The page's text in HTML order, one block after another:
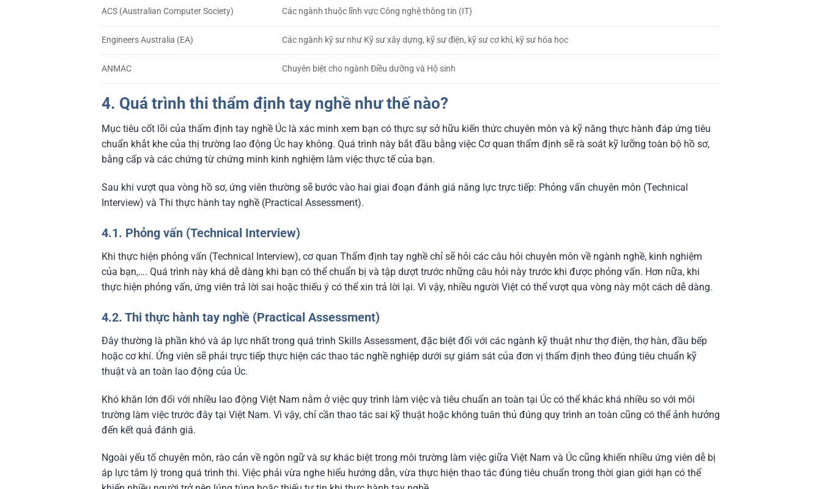
ACS (Australian Computer Society) Các ngành thuộc lĩnh vực Công nghệ thông tin (IT)
Engineers Australia (EA) Các ngành kỹ sư như Kỹ sư xây dựng, kỹ sư điện, kỹ sư cơ khí, kỹ sư hóa học
ANMAC Chuyên biệt cho ngành Điều dưỡng và Hộ sinh
4. Quá trình thi thẩm định tay nghề như thế nào?
Mục tiêu cốt lõi của thẩm định tay nghề Úc là xác minh xem bạn có thực sự sở hữu kiến thức chuyên môn và kỹ năng thực hành đáp ứng tiêu
chuẩn khắt khe của thị trường lao động Úc hay không. Quá trình này bắt đầu bằng việc Cơ quan thẩm định sẽ rà soát kỹ lưỡng toàn bộ hồ sơ,
bằng cấp và các chứng từ chứng minh kinh nghiệm làm việc thực tế của bạn.
Sau khi vượt qua vòng hồ sơ, ứng viên thường sẽ bước vào hai giai đoạn đánh giá năng lực trực tiếp: Phỏng vấn chuyên môn (Technical
Interview) và Thi thực hành tay nghề (Practical Assessment).
4.1. Phỏng vấn (Technical Interview)
Khi thực hiện phỏng vấn (Technical Interview), cơ quan Thẩm định tay nghề chỉ sẽ hỏi các câu hỏi chuyên môn về ngành nghề, kinh nghiệm
của bạn,…. Quá trình này khá dễ dàng khi bạn có thể chuẩn bị và tập dượt trước những câu hỏi này trước khi được phỏng vấn. Hơn nữa, khi
thực hiện phỏng vấn, ứng viên trả lời sai hoặc thiếu ý có thể xin trả lời lại. Vì vậy, nhiều người Việt có thể vượt qua vòng này một cách dễ dàng.
4.2. Thi thực hành tay nghề (Practical Assessment)
Đây thường là phần khó và áp lực nhất trong quá trình Skills Assessment, đặc biệt đối với các ngành kỹ thuật như thợ điện, thợ hàn, đầu bếp
hoặc cơ khí. Ứng viên sẽ phải trực tiếp thực hiện các thao tác nghề nghiệp dưới sự giám sát của đơn vị thẩm định theo đúng tiêu chuẩn kỹ
thuật và an toàn lao động của Úc.
Khó khăn lớn đối với nhiều lao động Việt Nam nằm ở việc quy trình làm việc và tiêu chuẩn an toàn tại Úc có thể khác khá nhiều so với môi
trường làm việc trước đây tại Việt Nam. Vì vậy, chỉ cần thao tác sai kỹ thuật hoặc không tuân thủ đúng quy trình an toàn cũng có thể ảnh hưởng
đến kết quả đánh giá.
Ngoài yếu tố chuyên môn, rào cản về ngôn ngữ và sự khác biệt trong môi trường làm việc giữa Việt Nam và Úc cũng khiến nhiều ứng viên dễ bị
áp lực tâm lý trong quá trình thi. Việc phải vừa nghe hiểu hướng dẫn, vừa thực hiện thao tác đúng tiêu chuẩn trong thời gian giới hạn có thể